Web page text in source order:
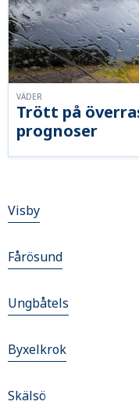
Trött på
prognoser
VÄDER
Visby
Fårösund
Ungbåtels
Byxelkrok
Skälsö